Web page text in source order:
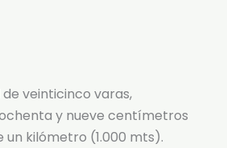
veinticinco varas,
y nueve centímetros
un kilómetro (1.000 mts).